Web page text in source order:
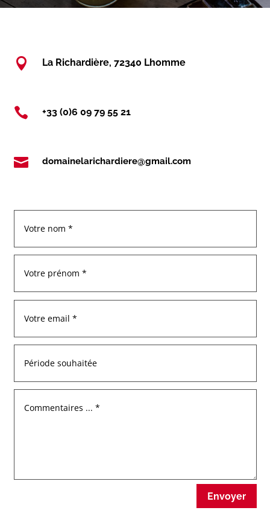
 La Richardière, 72340 Lhomme
 +33 (0)6 09 79 55 21
 domainelarichardiere@gmail.com
Envoyer